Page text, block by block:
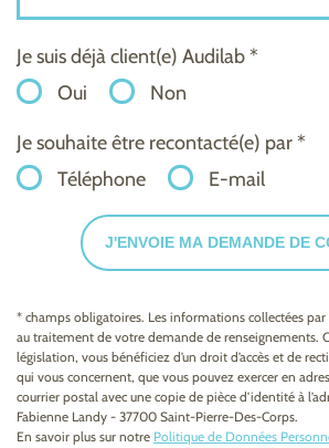
Je suis déjà client(e) Audilab *
Oui
Non
Je souhaite être recontacté(e) par *
Téléphone
E-mail
J'ENVOIE MA DEMANDE DE
* champs obligatoires. Les informations collectées par
au traitement de votre demande de renseignements.
législation, vous bénéficiez d’un droit d’accès et de
qui vous concernent, que vous pouvez exercer en
courrier postal avec une copie de pièce d’identité à
Fabienne Landy - 37700 Saint-Pierre-Des-Corps.
En savoir plus sur notre Politique de Données